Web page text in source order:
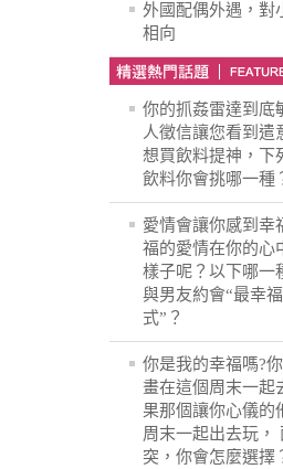
外國配偶外遇，對
相向
你的抓姦雷達到底
人徵信讓您看到遣
想買飲料提神，下
飲料你會挑哪一種
愛情會讓你感到幸
福的愛情在你的心
樣子呢？以下哪一
與男友約會“最幸
式”？
你是我的幸福嗎?
畫在這個周末一起
果那個讓你心儀的
周末一起出去玩，
突，你會怎麼選擇